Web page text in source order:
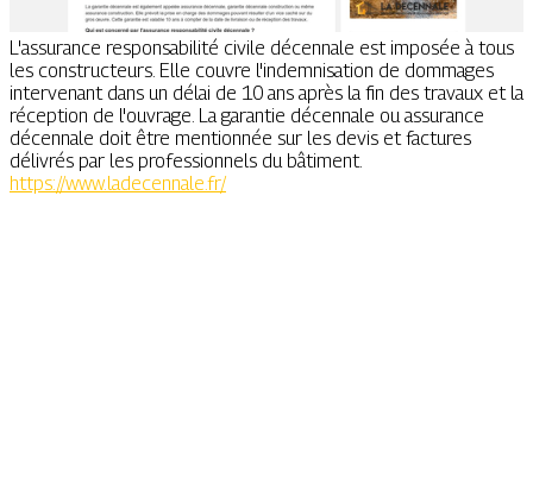
L'assurance responsabilité civile décennale est imposée à tous
les constructeurs. Elle couvre l'indemnisation de dommages
intervenant dans un délai de 10 ans après la fin des travaux et la
réception de l'ouvrage. La garantie décennale ou assurance
décennale doit être mentionnée sur les devis et factures
délivrés par les professionnels du bâtiment.
https://www.ladecennale.fr/